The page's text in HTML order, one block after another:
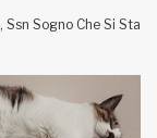
Sogno Che Si Sta